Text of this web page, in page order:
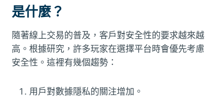
是什麼？
隨著線上交易的普及，客戶對安全性的要求越來越
高。根據研究，許多玩家在選擇平台時會優先考慮
安全性。這裡有幾個趨勢：
用戶對數據隱私的關注增加。